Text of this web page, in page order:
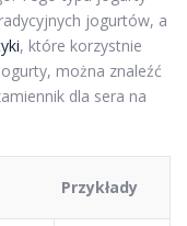
jogurtów, a
, które korzystnie
można znaleźć
dla sera na
Przykłady